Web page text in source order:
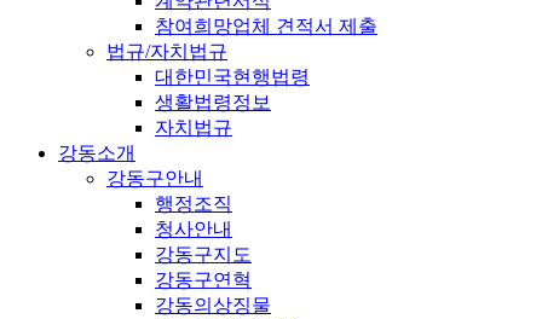
참여희망업체 견적서 제출
법규/자치법규
대한민국현행법령
생활법령정보
자치법규
강동소개
강동구안내
행정조직
청사안내
강동구지도
강동구연혁
강동의상징물